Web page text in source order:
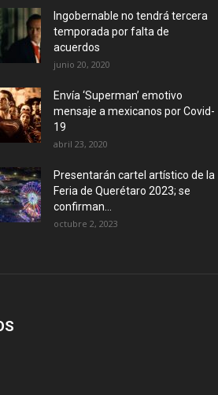
Ingobernable no tendrá tercera
temporada por falta de
acuerdos
junio 20, 2020
Envía ‘Superman’ emotivo
mensaje a mexicanos por Covid-
19
abril 23, 2020
Presentarán cartel artístico de la
Feria de Querétaro 2023; se
confirman...
octubre 2, 2023